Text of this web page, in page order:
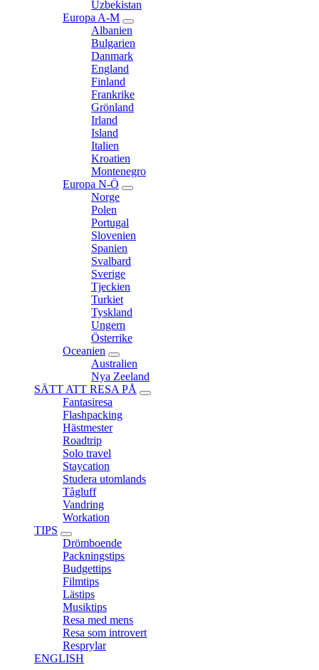
Uzbekistan
Europa A-M
expand
child
menu
Albanien
Bulgarien
Danmark
England
Finland
Frankrike
Grönland
Irland
Island
Italien
Kroatien
Montenegro
Europa N-Ö
expand
Norge
Polen
Portugal
Slovenien
Spanien
Svalbard
Sverige
Tjeckien
Turkiet
Tyskland
Ungern
Österrike
Oceanien
expand
child
menu
Australien
Nya Zeeland
SÄTT ATT RESA PÅ
expand
Fantasiresa
Flashpacking
Hästmester
Roadtrip
Solo travel
Staycation
Studera utomlands
Tågluff
Vandring
Workation
TIPS
expand
child
menu
Drömboende
Packningstips
Budgettips
Filmtips
Lästips
Musiktips
Resa med mens
Resa som introvert
Resprylar
ENGLISH